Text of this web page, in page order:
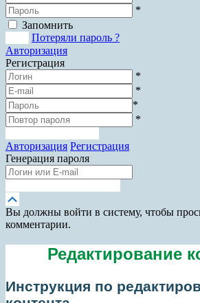
*
Запомнить
Потеряли пароль ?
Авторизация
Регистрация
*
*
*
*
Авторизация Регистрация
Генерация пароля
вверх
Вы должны войти в систему, чтобы
комментарии.
Редактирование
Инструкция по